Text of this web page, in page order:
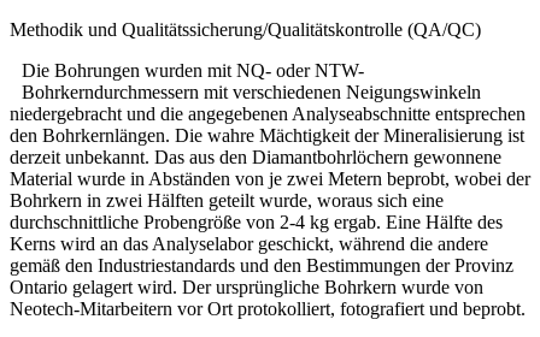
Methodik und Qualitätssicherung/Qualitätskontrolle (QA/QC)
Die Bohrungen wurden mit NQ- oder NTW-
Bohrkerndurchmessern mit verschiedenen Neigungswinkeln
niedergebracht und die angegebenen Analyseabschnitte entsprechen
den Bohrkernlängen. Die wahre Mächtigkeit der Mineralisierung ist
derzeit unbekannt. Das aus den Diamantbohrlöchern gewonnene
Material wurde in Abständen von je zwei Metern beprobt, wobei der
Bohrkern in zwei Hälften geteilt wurde, woraus sich eine
durchschnittliche Probengröße von 2-4 kg ergab. Eine Hälfte des
Kerns wird an das Analyselabor geschickt, während die andere
gemäß den Industriestandards und den Bestimmungen der Provinz
Ontario gelagert wird. Der ursprüngliche Bohrkern wurde von
Neotech-Mitarbeitern vor Ort protokolliert, fotografiert und beprobt.